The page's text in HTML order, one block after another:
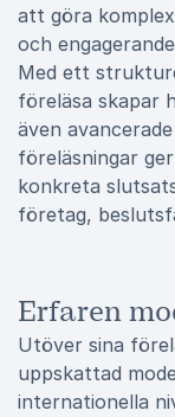
att göra
och
Med ett
föreläsa skapar
även
föreläsningar
konkreta
företag,
Erfaren
Utöver sina
uppskattad
internationella